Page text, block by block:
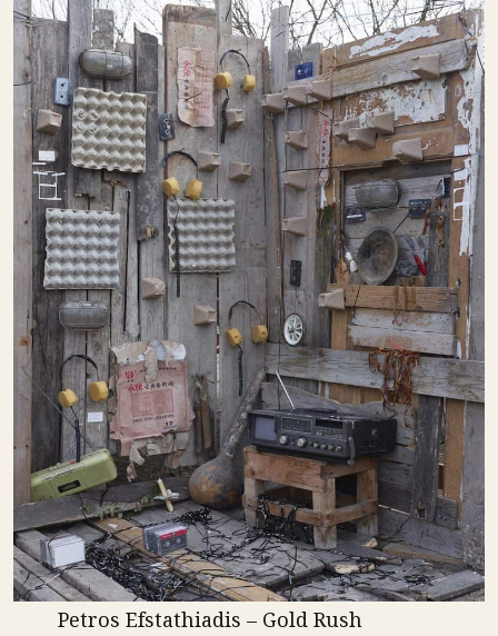
Petros Efstathiadis – Gold Rush